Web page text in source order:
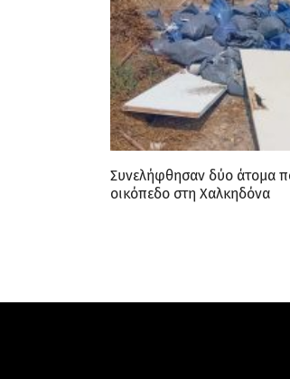
Συνελήφθησαν δύο άτομα
οικόπεδο στη Χαλκηδόνα